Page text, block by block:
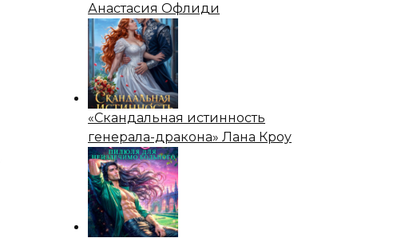
Анастасия Офлиди
«Скандальная истинность
генерала-дракона» Лана Кроу